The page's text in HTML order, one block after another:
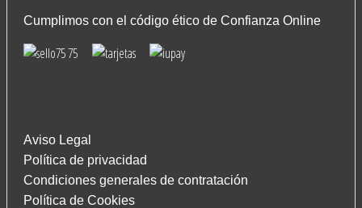
Cumplimos con el código ético de Confianza Online
Aviso Legal
Política de privacidad
Condiciones generales de contratación
Política de Cookies